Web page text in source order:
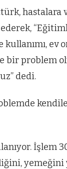
hastalara
bir problem
dedi.
İşlem
yemeğini